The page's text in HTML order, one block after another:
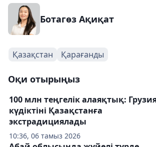
Ботагөз Ақиқат
Қазақстан Қарағанды
Оқи отырыңыз
10:36, 06 тамыз 2026
100 млн теңгелік алаяқтық:
күдіктіні Қазақстанға
экстрадициялады